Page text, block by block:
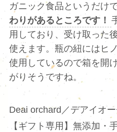
ガニック食品というだけ
わりがあるところです！
用しており、受け取った
使えます。瓶の紐にはヒ
使用しているので箱を開
がりそうですね。
Deai orchard／デアイオ
【ギフト専用】無添加・